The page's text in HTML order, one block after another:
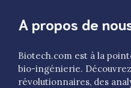
A propos de
Biotech.com est à la
bio-ingénierie.
révolutionnaires, des